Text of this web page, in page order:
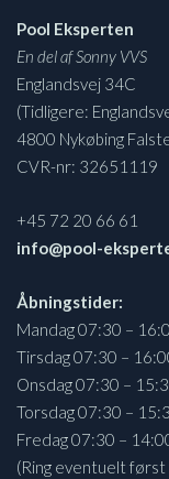
Pool Eksperten
En del af Sonny VVS
Englandsvej 34C
(Tidligere:
4800 Nykøbing
CVR-nr: 32651119
+45 72 20 66 61
info@pool-
Åbningstider:
Mandag 07:30 –
Tirsdag 07:30 –
Onsdag 07:30 –
Torsdag 07:30 –
Fredag 07:30 –
(Ring eventuelt